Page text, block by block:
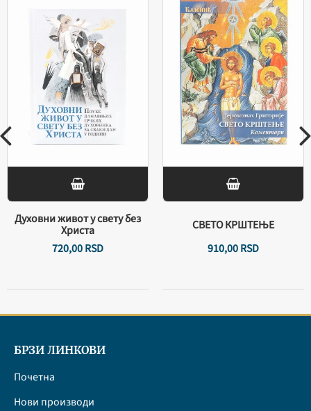
Духовни живот у свету без
Христа
720,00RSD
СВЕТО КРШТЕЊЕ
910,00RSD
БРЗИ ЛИНКОВИ
Почетна
Нови производи